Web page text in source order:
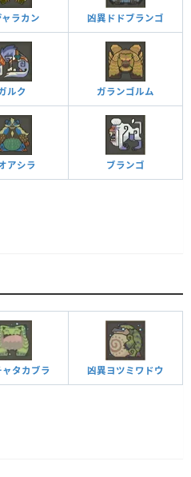
ャラカン 凶異ドドブランゴ
ルク ガランゴルム
アシラ ブランゴ
タカブラ 凶異ヨツミワドウ